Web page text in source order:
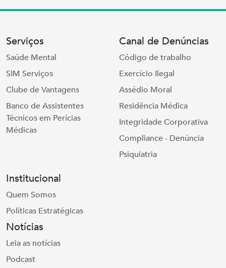
Serviços
Saúde Mental
SIM Serviços
Clube de Vantagens
Banco de Assistentes
Técnicos em Perícias
Médicas
Canal de Denúncias
Código de trabalho
Exercício Ilegal
Assédio Moral
Residência Médica
Integridade Corporativa
Compliance - Denúncia
Psiquiatria
Institucional
Quem Somos
Políticas Estratégicas
Notícias
Leia as notícias
Podcast